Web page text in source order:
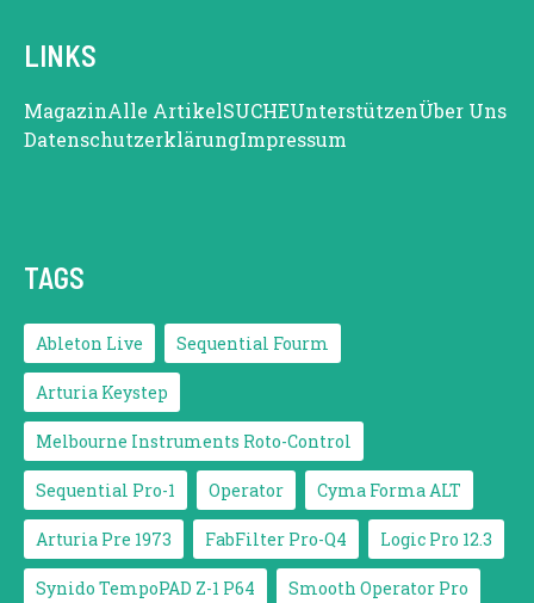
LINKS
MagazinAlle ArtikelSUCHEUnterstützenÜber Uns
DatenschutzerklärungImpressum
TAGS
Ableton Live Sequential Fourm
Arturia Keystep
Melbourne Instruments Roto-Control
Sequential Pro-1 Operator Cyma Forma ALT
Arturia Pre 1973 FabFilter Pro-Q4 Logic Pro 12.3
Synido TempoPAD Z-1 P64 Smooth Operator Pro